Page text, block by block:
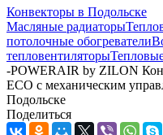
Конвекторы в Подольске
Масляные радиаторы
потолочные обогреватели
тепловентиляторы
-POWERAIR by ZILON
ECO с механическим
Подольске
Поделиться